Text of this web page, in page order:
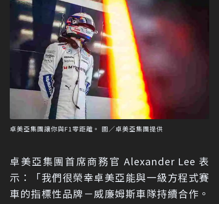
卓美亞集團讓你與F1零距離。 圖／卓美亞集團提供
卓美亞集團首席商務官 Alexander Lee 表
示：「我們很榮幸卓美亞能與一級方程式賽
車的指標性品牌－威廉姆斯車隊持續合作。